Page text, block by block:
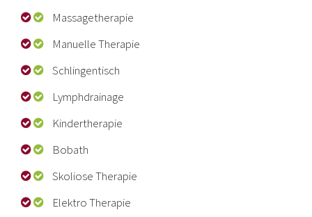
Manuelle Therapie
Schlingentisch
Lymphdrainage
Kindertherapie
Bobath
Skoliose Therapie
Elektro Therapie
Wärme / Kälte Therapie